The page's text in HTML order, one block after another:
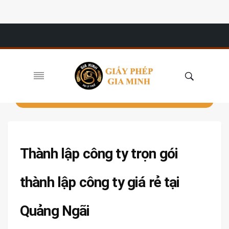
Thành lập công ty trọn gói
thành lập công ty giá rẻ tại
Quảng Ngãi